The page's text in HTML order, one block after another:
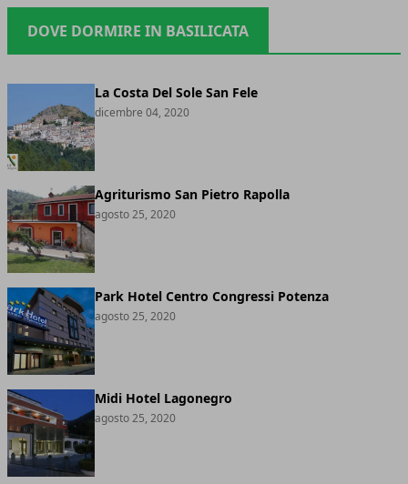
DOVE DORMIRE IN BASILICATA
La Costa Del Sole San Fele
dicembre 04, 2020
Agriturismo San Pietro Rapolla
agosto 25, 2020
Park Hotel Centro Congressi Potenza
agosto 25, 2020
Midi Hotel Lagonegro
agosto 25, 2020